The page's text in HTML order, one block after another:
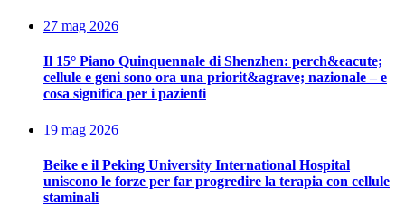
27 mag 2026
Il 15° Piano Quinquennale di Shenzhen: perch&eacute;
cellule e geni sono ora una priorit&agrave; nazionale – e
cosa significa per i pazienti
19 mag 2026
Beike e il Peking University International Hospital
uniscono le forze per far progredire la terapia con cellule
staminali